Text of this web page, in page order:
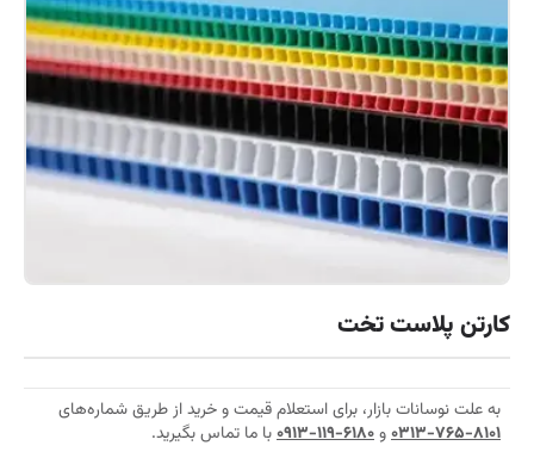
کارتن پلاست تخت
به علت نوسانات بازار، برای استعلام قیمت و خرید از طریق شماره‌های
۰۳۱۳-۷۶۵-۸۱۰۱و۰۹۱۳-۱۱۹-۶۱۸۰با ما تماس بگیرید.